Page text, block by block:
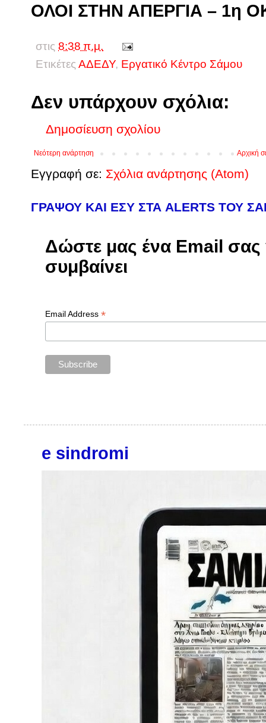
ΟΛΟΙ ΣΤΗΝ ΑΠΕΡΓΙΑ – 1η
στις 8:38 π.μ.
Ετικέτες ΑΔΕΔΥ, Εργατικό Κέντρο Σάμου
Δεν υπάρχουν σχόλια:
Δημοσίευση σχολίου
Νεότερη ανάρτηση Αρχική
Εγγραφή σε: Σχόλια ανάρτησης (Atom)
ΓΡΑΨΟΥ ΚΑΙ ΕΣΥ ΣΤΑ ALERTS ΤΟΥ
Δώστε μας ένα Email σας
συμβαίνει
Email Address *
e sindromi